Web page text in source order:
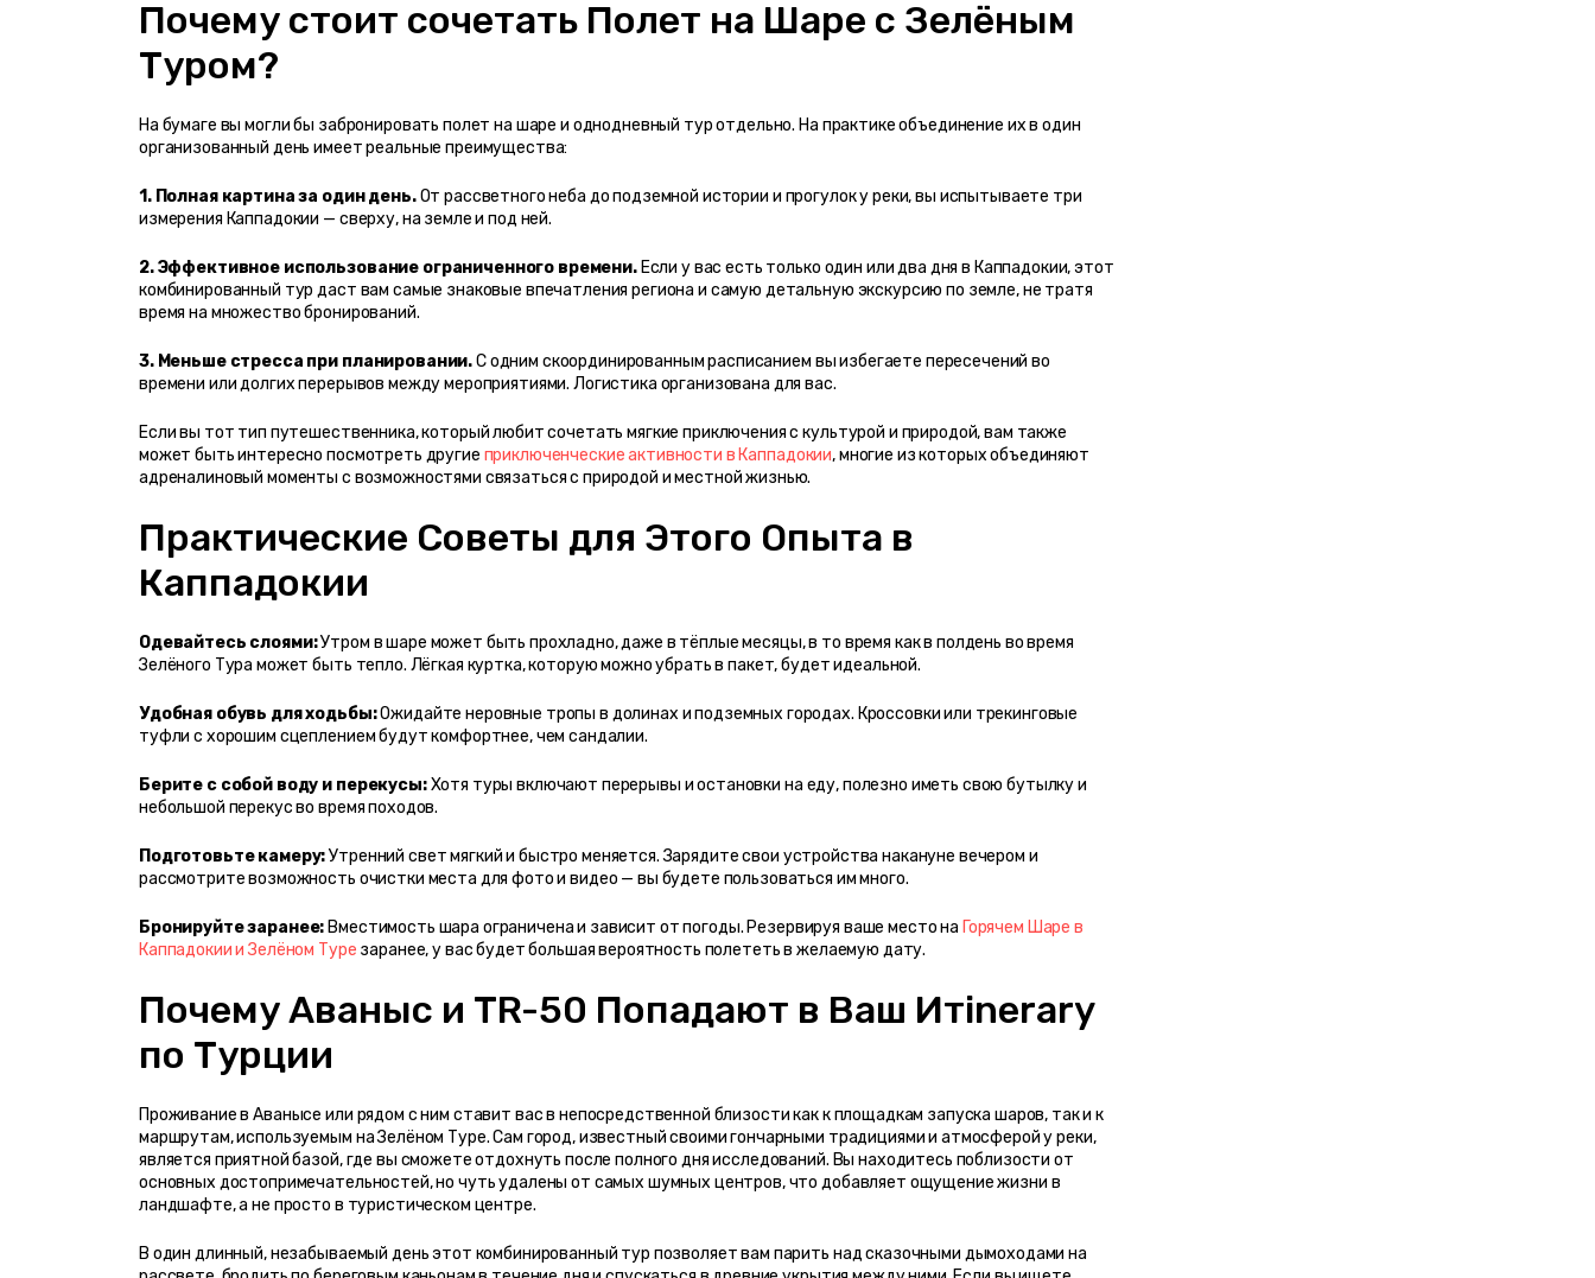
Почему стоит сочетать Полет на Шаре с Зелёным
Туром?
На бумаге вы могли бы забронировать полет на шаре и однодневный тур отдельно. На практике объединение их в один
организованный день имеет реальные преимущества:
1. Полная картина за один день. От рассветного неба до подземной истории и прогулок у реки, вы испытываете три
измерения Каппадокии — сверху, на земле и под ней.
2. Эффективное использование ограниченного времени. Если у вас есть только один или два дня в Каппадокии, этот
комбинированный тур даст вам самые знаковые впечатления региона и самую детальную экскурсию по земле, не тратя
время на множество бронирований.
3. Меньше стресса при планировании. С одним скоординированным расписанием вы избегаете пересечений во
времени или долгих перерывов между мероприятиями. Логистика организована для вас.
Если вы тот тип путешественника, который любит сочетать мягкие приключения с культурой и природой, вам также
может быть интересно посмотреть другие приключенческие активности в Каппадокии, многие из которых объединяют
адреналиновый моменты с возможностями связаться с природой и местной жизнью.
Практические Советы для Этого Опытa в
Каппадокии
Одевайтесь слоями: Утром в шаре может быть прохладно, даже в тёплые месяцы, в то время как в полдень во время
Зелёного Тура может быть тепло. Лёгкая куртка, которую можно убрать в пакет, будет идеальной.
Удобная обувь для ходьбы: Ожидайте неровные тропы в долинах и подземных городах. Кроссовки или трекинговые
туфли с хорошим сцеплением будут комфортнее, чем сандалии.
Берите с собой воду и перекусы: Хотя туры включают перерывы и остановки на еду, полезно иметь свою бутылку и
небольшой перекус во время походов.
Подготовьте камеру: Утренний свет мягкий и быстро меняется. Зарядите свои устройства накануне вечером и
рассмотрите возможность очистки места для фото и видео — вы будете пользоваться им много.
Бронируйте заранее: Вместимость шара ограничена и зависит от погоды. Резервируя ваше место на Горячем Шаре в
Каппадокии и Зелёном Туре заранее, у вас будет большая вероятность полететь в желаемую дату.
Почему Аваныс и TR-50 Попадают в Ваш Итinerary
по Турции
Проживание в Аванысе или рядом с ним ставит вас в непосредственной близости как к площадкам запуска шаров, так и к
маршрутам, используемым на Зелёном Туре. Сам город, известный своими гончарными традициями и атмосферой у реки,
является приятной базой, где вы сможете отдохнуть после полного дня исследований. Вы находитесь поблизости от
основных достопримечательностей, но чуть удалены от самых шумных центров, что добавляет ощущение жизни в
ландшафте, а не просто в туристическом центре.
В один длинный, незабываемый день этот комбинированный тур позволяет вам парить над сказочными дымоходами на